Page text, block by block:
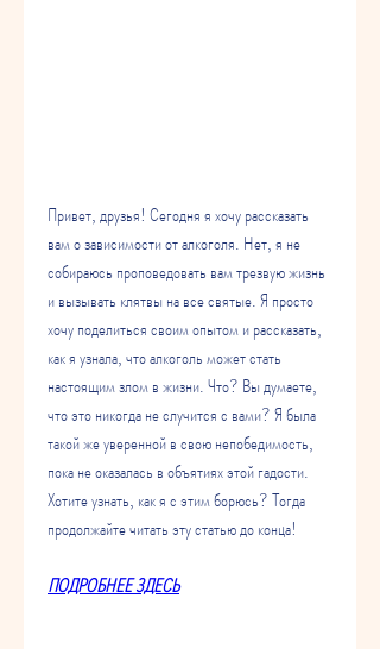
Привет, друзья! Сегодня я хочу рассказать
вам о зависимости от алкоголя. Нет, я не
собираюсь проповедовать вам трезвую жизнь
и вызывать клятвы на все святые. Я просто
хочу поделиться своим опытом и рассказать,
как я узнала, что алкоголь может стать
настоящим злом в жизни. Что? Вы думаете,
что это никогда не случится с вами? Я была
такой же уверенной в свою непобедимость,
пока не оказалась в объятиях этой гадости.
Хотите узнать, как я с этим борюсь? Тогда
продолжайте читать эту статью до конца!
ПОДРОБНЕЕ ЗДЕСЬ